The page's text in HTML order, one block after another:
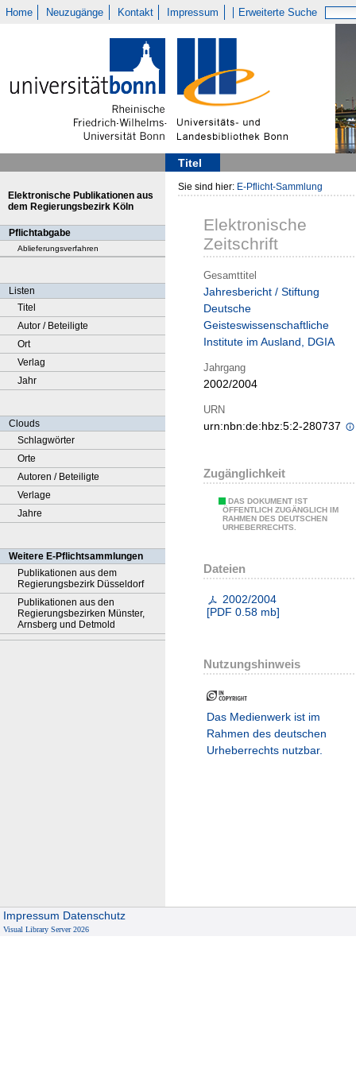
Home Neuzugänge Kontakt Impressum Erweiterte Suche
Titel
Elektronische Publikationen aus
dem Regierungsbezirk Köln
Pflichtabgabe
Ablieferungsverfahren
Listen
Titel
Autor / Beteiligte
Ort
Verlag
Jahr
Clouds
Schlagwörter
Orte
Autoren / Beteiligte
Verlage
Jahre
Weitere E-Pflichtsammlungen
Publikationen aus dem
Regierungsbezirk Düsseldorf
Publikationen aus den
Regierungsbezirken Münster,
Arnsberg und Detmold
Sie sind hier: E-Pflicht-Sammlung
Elektronische
Zeitschrift
Gesamttitel
Jahresbericht / Stiftung
Deutsche
Geisteswissenschaftliche
Institute im Ausland, DGIA
Jahrgang
2002/2004
URN
urn:nbn:de:hbz:5:2-280737
Zugänglichkeit
DAS DOKUMENT IST
ÖFFENTLICH ZUGÄNGLICH IM
RAHMEN DES DEUTSCHEN
URHEBERRECHTS.
Dateien
2002/2004
[PDF 0.58 mb]
Nutzungshinweis
Das Medienwerk ist im
Rahmen des deutschen
Urheberrechts nutzbar.
Impressum Datenschutz
Visual Library Server 2026